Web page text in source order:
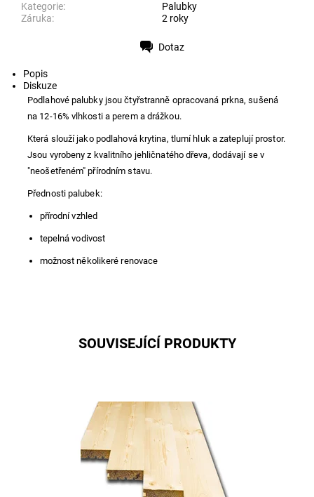
Kategorie:
Palubky
Záruka:
2 roky
Dotaz
Popis
Diskuze
Podlahové palubky jsou čtyřstranně opracovaná prkna, sušená
na 12-16% vlhkosti a perem a drážkou.
Která slouží jako podlahová krytina, tlumí hluk a zateplují prostor.
Jsou vyrobeny z kvalitního jehličnatého dřeva, dodávají se v
"neošetřeném" přírodním stavu.
Přednosti palubek:
přírodní vzhled
tepelná vodivost
možnost několikeré renovace
SOUVISEJÍCÍ PRODUKTY
baleno po 4 ks